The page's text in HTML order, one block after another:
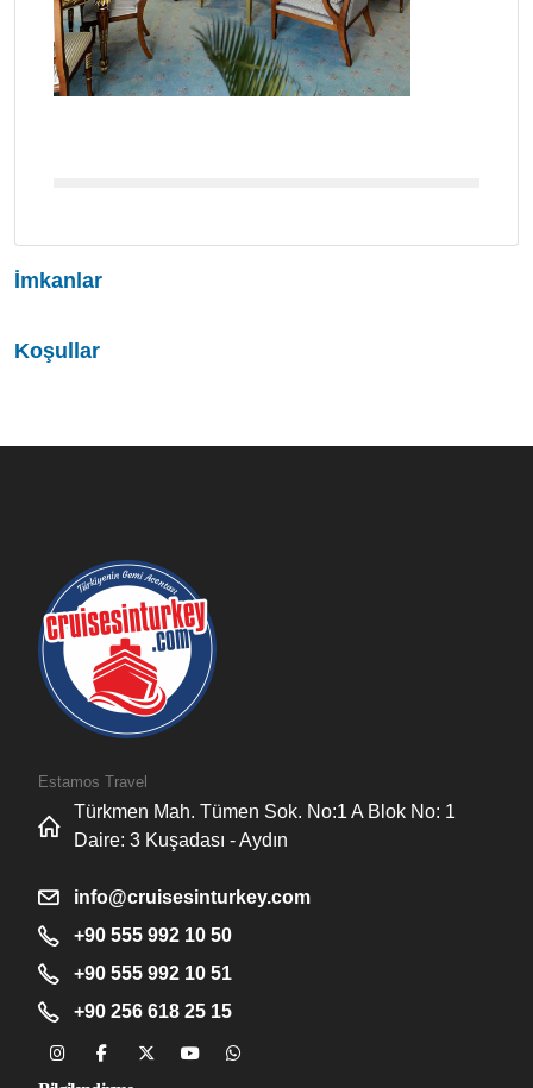
İmkanlar
Koşullar
Estamos Travel
Türkmen Mah. Tümen Sok. No:1 A Blok No: 1
Daire: 3 Kuşadası - Aydın
info@cruisesinturkey.com
+90 555 992 10 50
+90 555 992 10 51
+90 256 618 25 15